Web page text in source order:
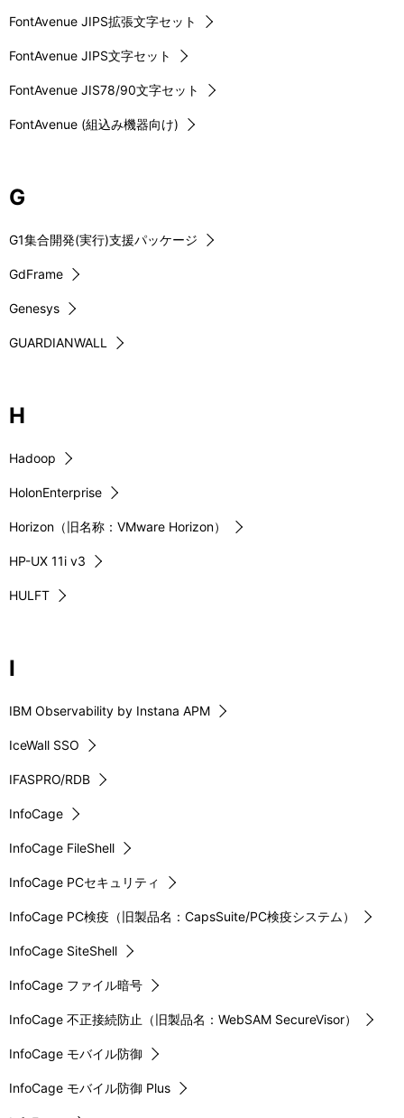
FontAvenue JIPS拡張文字セット
FontAvenue JIPS文字セット
FontAvenue JIS78/90文字セット
FontAvenue (組込み機器向け)
G
G1集合開発(実行)支援パッケージ
GdFrame
Genesys
GUARDIANWALL
H
Hadoop
HolonEnterprise
Horizon（旧名称：VMware Horizon）
HP-UX 11i v3
HULFT
I
IBM Observability by Instana APM
IceWall SSO
IFASPRO/RDB
InfoCage
InfoCage FileShell
InfoCage PCセキュリティ
InfoCage PC検疫（旧製品名：CapsSuite/PC検疫システム）
InfoCage SiteShell
InfoCage ファイル暗号
InfoCage 不正接続防止（旧製品名：WebSAM SecureVisor）
InfoCage モバイル防御
InfoCage モバイル防御 Plus